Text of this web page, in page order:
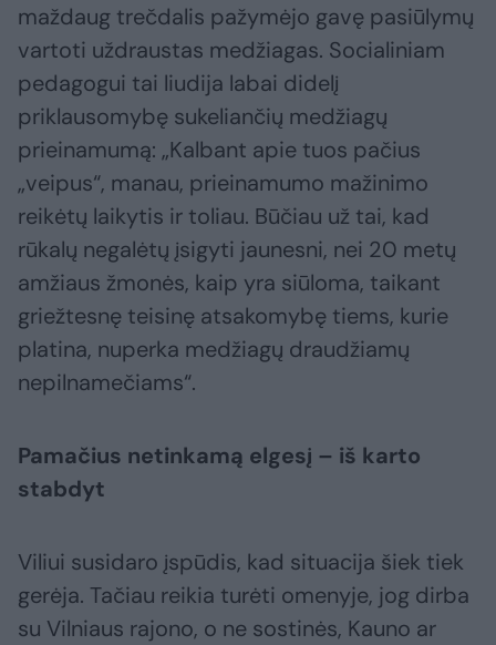
maždaug trečdalis pažymėjo gavę pasiūlymų
vartoti uždraustas medžiagas. Socialiniam
pedagogui tai liudija labai didelį
priklausomybę sukeliančių medžiagų
prieinamumą: „Kalbant apie tuos pačius
„veipus“, manau, prieinamumo mažinimo
reikėtų laikytis ir toliau. Būčiau už tai, kad
rūkalų negalėtų įsigyti jaunesni, nei 20 metų
amžiaus žmonės, kaip yra siūloma, taikant
griežtesnę teisinę atsakomybę tiems, kurie
platina, nuperka medžiagų draudžiamų
nepilnamečiams“.
Pamačius netinkamą elgesį – iš karto
stabdyt
Viliui susidaro įspūdis, kad situacija šiek tiek
gerėja. Tačiau reikia turėti omenyje, jog dirba
su Vilniaus rajono, o ne sostinės, Kauno ar